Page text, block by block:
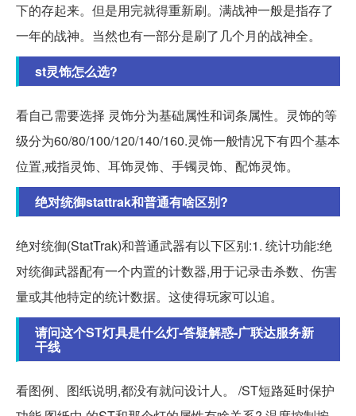
下的存起来。但是用完就得重新刷。满战神一般是指存了
一年的战神。当然也有一部分是刷了几个月的战神全。
st灵饰怎么选?
看自己需要选择 灵饰分为基础属性和词条属性。灵饰的等
级分为60/80/100/120/140/160.灵饰一般情况下有四个基本
位置,戒指灵饰、耳饰灵饰、手镯灵饰、配饰灵饰。
绝对统御stattrak和普通有啥区别?
绝对统御(StatTrak)和普通武器有以下区别:1. 统计功能:绝
对统御武器配有一个内置的计数器,用于记录击杀数、伤害
量或其他特定的统计数据。这使得玩家可以追。
请问这个ST灯具是什么灯-答疑解惑-广联达服务新
干线
看图例、图纸说明,都没有就问设计人。 /ST短路延时保护